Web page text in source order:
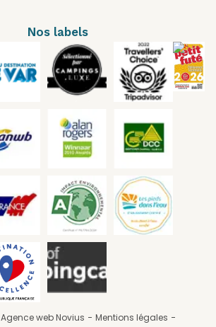
Nos labels
Agence web Novius
Mentions légales